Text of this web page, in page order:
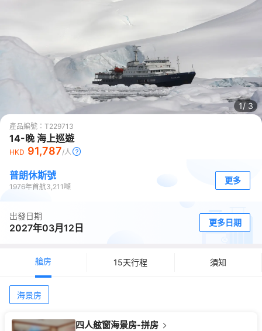
1/3
產品編號： T229713
14-晚 海上巡遊
HKD 91,787/人
普朗休斯號
1976年首航3,211 噸
更多
出發日期
2027年03月12日 更多日期
艙房 15天行程 須知
海景房
四人舷窗海景房-拼房